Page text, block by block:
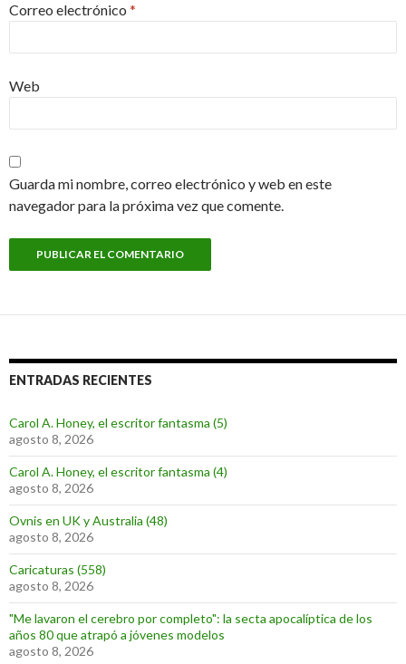
Correo electrónico *
Web
Guarda mi nombre, correo electrónico y web en este
navegador para la próxima vez que comente.
ENTRADAS RECIENTES
Carol A. Honey, el escritor fantasma (5)
agosto 8, 2026
Carol A. Honey, el escritor fantasma (4)
agosto 8, 2026
Ovnis en UK y Australia (48)
agosto 8, 2026
Caricaturas (558)
agosto 8, 2026
"Me lavaron el cerebro por completo": la secta apocalíptica de los
años 80 que atrapó a jóvenes modelos
agosto 8, 2026